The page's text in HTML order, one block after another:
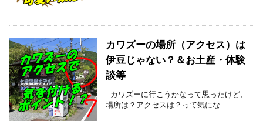
カワズーの場所（アクセス）は
伊豆じゃない？＆お土産・体験
談等
カワズーに行こうかなって思ったけど、
場所は？アクセスは？って気にな ...